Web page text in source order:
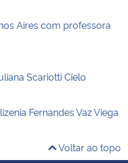
Aires com professora
Scariotti Cielo
Fernandes Vaz Viega
Voltar ao topo